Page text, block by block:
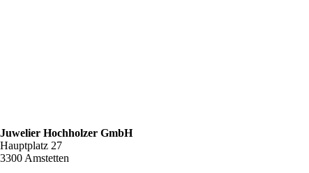
Juwelier Hochholzer GmbH
Hauptplatz 27
3300 Amstetten